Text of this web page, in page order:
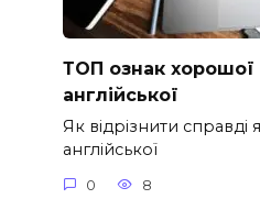
ТОП ознак
англійської
Як відрізнити
англійської
0 8